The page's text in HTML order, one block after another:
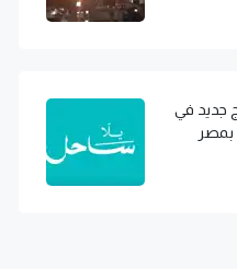
نموذج جديد في
بمصر